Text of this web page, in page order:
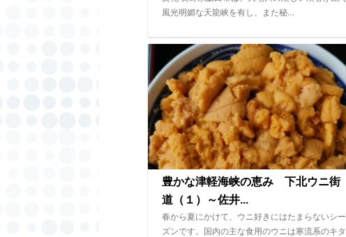
風光明媚な天龍峡を有し、また秘…
豊かな津軽海峡の恵み 下北ウニ街
道（１）～佐井...
春から夏にかけて、ウニ好きにはたまらないシー
ズンです。国内の主な食用のウニは寒流系のキタ